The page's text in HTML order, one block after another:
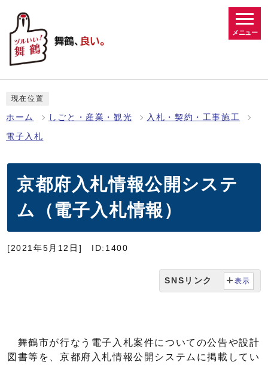
メニュー
現在位置
ホーム しごと・産業・観光 入札・契約・工事施工
電子入札
京都府入札情報公開システ
ム（電子入札情報）
[2021年5月12日] ID:1400
SNSリンク 表示
舞鶴市が行なう電子入札案件についての公告や設計
図書等を、京都府入札情報公開システムに掲載してい